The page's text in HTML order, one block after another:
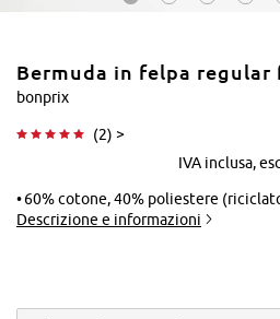
Bermuda in felpa regular
bonprix
(2) >
IVA inclusa,
60% cotone, 40% poliestere
Descrizione e informazioni